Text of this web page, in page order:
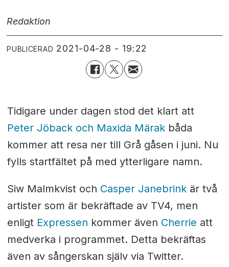
Redaktion
PUBLICERAD 2021-04-28 - 19:22
Tidigare under dagen stod det klart att
Peter Jöback och Maxida Märakbåda
kommer att resa ner till Grå gåsen i juni. Nu
fylls startfältet på med ytterligare namn.
Siw Malmkvist och Casper Janebrinkär två
artister som är bekräftade av TV4, men
enligt Expressen kommer även Cherrie att
medverka i programmet. Detta bekräftas
även av sångerskan själv via Twitter.